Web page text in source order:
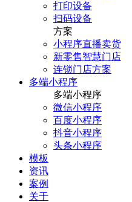
打印设备
扫码设备
方案
小程序直播卖货
新零售智慧门店
连锁门店方案
多端小程序
多端小程序
微信小程序
百度小程序
抖音小程序
头条小程序
模板
资讯
案例
关于